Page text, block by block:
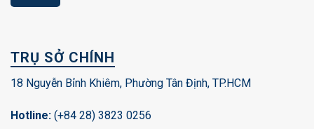
TRỤ SỞ CHÍNH
18 Nguyễn Bỉnh Khiêm, Phường Tân Định, TP.HCM
Hotline: (+84 28) 3823 0256